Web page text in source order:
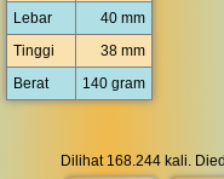
Lebar
40 mm
Tinggi
38 mm
Berat
140 gram
Dilihat 168.244 kali.